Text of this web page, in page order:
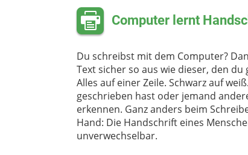
Computer lernt
Du schreibst mit dem Computer?
Text sicher so aus wie dieser, den du
Alles auf einer Zeile. Schwarz auf
geschrieben hast oder jemand
erkennen. Ganz anders beim
Hand: Die Handschrift eines
unverwechselbar.